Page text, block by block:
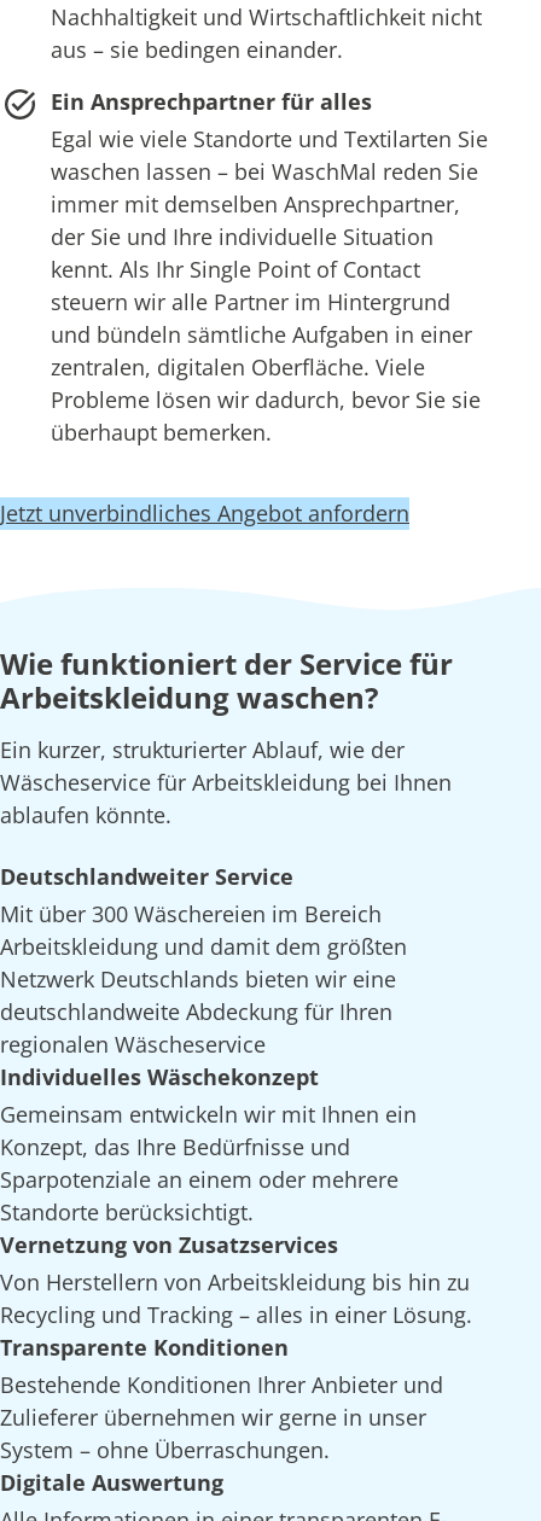
Nachhaltigkeit und Wirtschaftlichkeit nicht
aus – sie bedingen einander.
Ein Ansprechpartner für alles
Egal wie viele Standorte und Textilarten Sie
waschen lassen – bei WaschMal reden Sie
immer mit demselben Ansprechpartner,
der Sie und Ihre individuelle Situation
kennt. Als Ihr Single Point of Contact
steuern wir alle Partner im Hintergrund
und bündeln sämtliche Aufgaben in einer
zentralen, digitalen Oberfläche. Viele
Probleme lösen wir dadurch, bevor Sie sie
überhaupt bemerken.
Jetzt unverbindliches Angebot anfordern
Wie funktioniert der Service für
Arbeitskleidung waschen?
Ein kurzer, strukturierter Ablauf, wie der
Wäscheservice für Arbeitskleidung bei Ihnen
ablaufen könnte.
Deutschlandweiter Service
Mit über 300 Wäschereien im Bereich
Arbeitskleidung und damit dem größten
Netzwerk Deutschlands bieten wir eine
deutschlandweite Abdeckung für Ihren
regionalen Wäscheservice
Individuelles Wäschekonzept
Gemeinsam entwickeln wir mit Ihnen ein
Konzept, das Ihre Bedürfnisse und
Sparpotenziale an einem oder mehrere
Standorte berücksichtigt.
Vernetzung von Zusatzservices
Von Herstellern von Arbeitskleidung bis hin zu
Recycling und Tracking – alles in einer Lösung.
Transparente Konditionen
Bestehende Konditionen Ihrer Anbieter und
Zulieferer übernehmen wir gerne in unser
System – ohne Überraschungen.
Digitale Auswertung